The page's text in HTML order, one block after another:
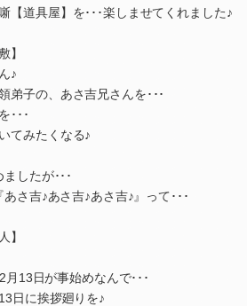
【道具屋】を･･･楽しませてくれました♪
】
♪
弟子の、あさ吉兄さんを･･･
･･･
てみたくなる♪
ましたが･･･
さ吉♪あさ吉♪あさ吉♪』って･･･
】
月13日が事始めなんで･･･
日に挨拶廻りを♪